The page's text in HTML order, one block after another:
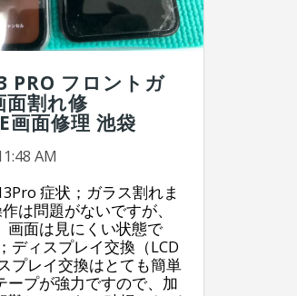
PRO フロントガ
面割れ修
面修理 池袋
AM
症状；ガラス割れま
は問題がないですが、
画面は見にくい状態で
ディスプレイ交換（LCD
プレイ交換はとても簡単
ープが強力ですので、加